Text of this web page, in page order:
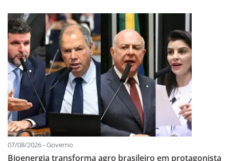
07/08/2026 - Governo
Bioenergia transforma agro brasileiro em protagonista